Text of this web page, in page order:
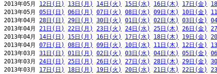
2013年05月 12日(日) 13日(月) 14日(火) 15日(水) 16日(木) 17日(金)
2013年05月 05日(日) 06日(月) 07日(火) 08日(水) 09日(木) 10日(金)
2013年04月 28日(日) 29日(月) 30日(火) 01日(水) 02日(木) 03日(金)
2013年04月 21日(日) 22日(月) 23日(火) 24日(水) 25日(木) 26日(金)
2013年04月 14日(日) 15日(月) 16日(火) 17日(水) 18日(木) 19日(金)
2013年04月 07日(日) 08日(月) 09日(火) 10日(水) 11日(木) 12日(金)
2013年03月 31日(日) 01日(月) 02日(火) 03日(水) 04日(木) 05日(金)
2013年03月 24日(日) 25日(月) 26日(火) 27日(水) 28日(木) 29日(金)
2013年03月 17日(日) 18日(月) 19日(火) 20日(水) 21日(木) 22日(金)